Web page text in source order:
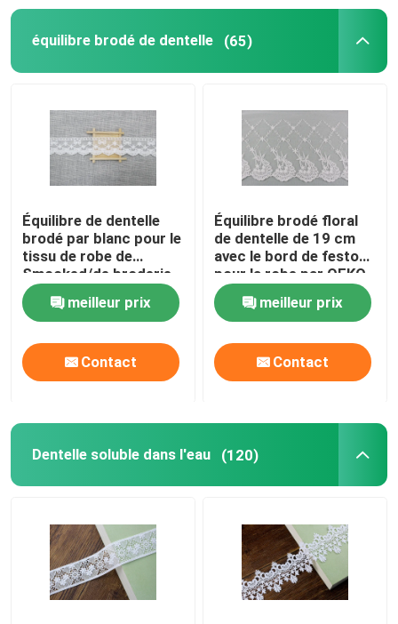
équilibre brodé de dentelle (65)
Équilibre de dentelle
brodé par blanc pour le
tissu de robe de
Smocked/de broderie
ruban de dentelle
meilleur prix
Contact
Équilibre brodé floral
de dentelle de 19 cm
avec le bord de feston
pour la robe par OEKO
- TEX
meilleur prix
Contact
Dentelle soluble dans l'eau (120)